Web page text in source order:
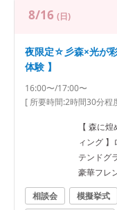
8/16 (日)
夜限定☆彡森×光が
体験 】
16:00〜/17:00〜
[ 所要時間:2時間30分程
【 森に
ィング
テンドグ
豪華フレ
ア。
相談会 模擬挙式